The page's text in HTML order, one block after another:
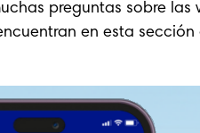
preguntas sobre las
en esta